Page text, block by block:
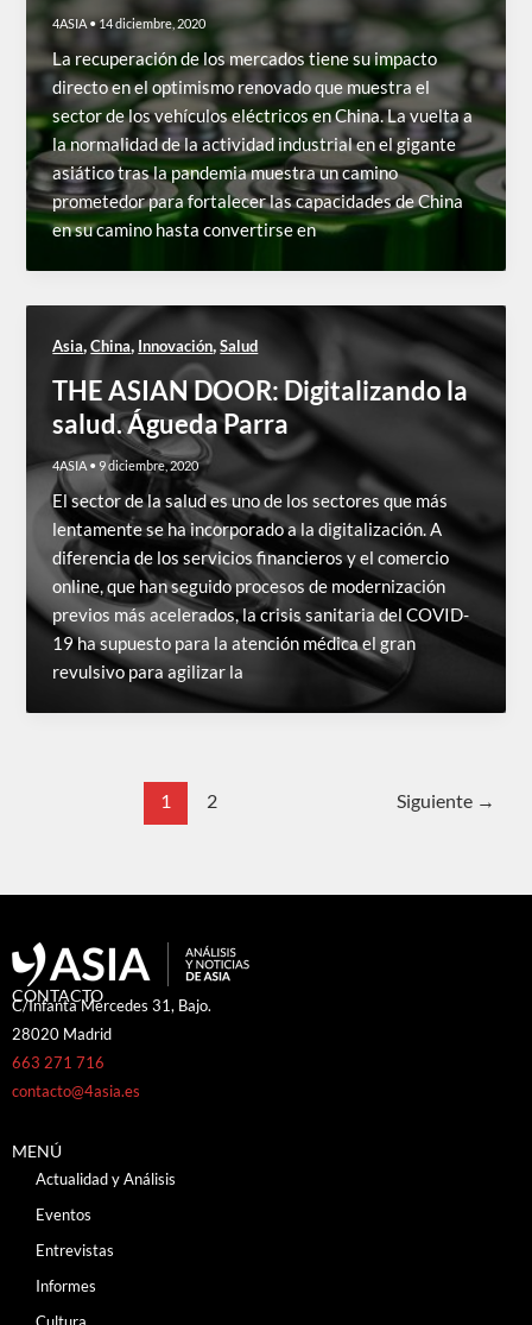
4ASIA •14 diciembre, 2020
La recuperación de los mercados tiene su impacto
directo en el optimismo renovado que muestra el
sector de los vehículos eléctricos en China. La vuelta a
la normalidad de la actividad industrial en el gigante
asiático tras la pandemia muestra un camino
prometedor para fortalecer las capacidades de China
en su camino hasta convertirse en
Asia,China, Innovación,Salud
THE ASIAN DOOR: Digitalizando la
salud. Águeda Parra
4ASIA •9 diciembre, 2020
El sector de la salud es uno de los sectores que más
lentamente se ha incorporado a la digitalización. A
diferencia de los servicios financieros y el comercio
online, que han seguido procesos de modernización
previos más acelerados, la crisis sanitaria del COVID-
19 ha supuesto para la atención médica el gran
revulsivo para agilizar la
1 2 Siguiente →
CONTACTO
C/Infanta Mercedes 31, Bajo.
28020 Madrid
663 271 716
contacto@4asia.es
MENÚ
Actualidad y Análisis
Eventos
Entrevistas
Informes